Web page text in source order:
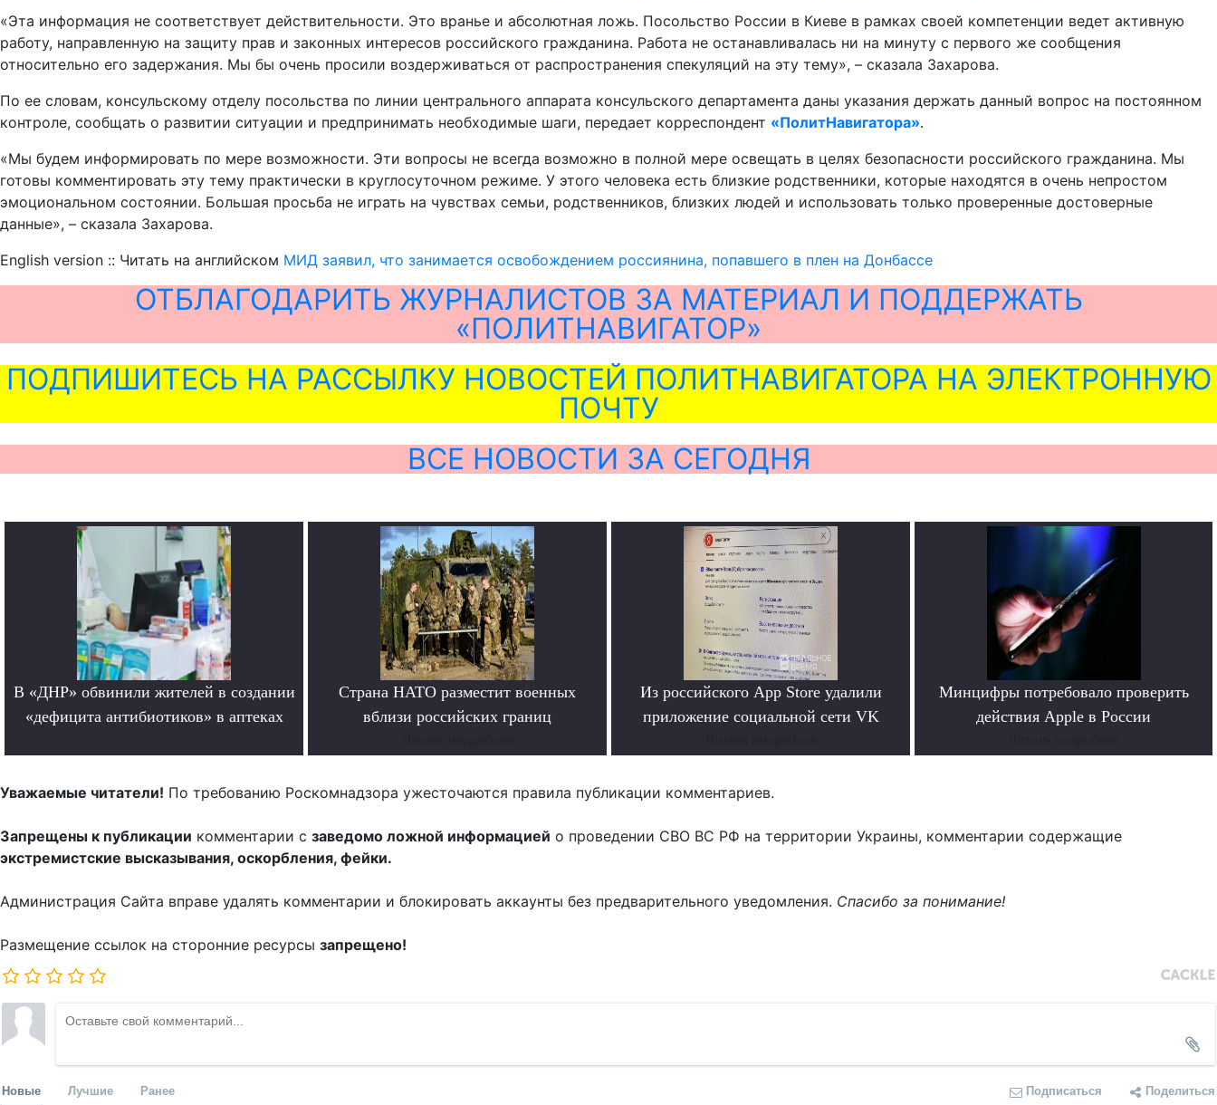
«Эта информация не соответствует действительности. Это вранье и абсолютная ложь. Посольство России в Киеве в рамках своей компетенции ведет активную
работу, направленную на защиту прав и законных интересов российского гражданина. Работа не останавливалась ни на минуту с первого же сообщения
относительно его задержания. Мы бы очень просили воздерживаться от распространения спекуляций на эту тему», – сказала Захарова.
По ее словам, консульскому отделу посольства по линии центрального аппарата консульского департамента даны указания держать данный вопрос на постоянном
контроле, сообщать о развитии ситуации и предпринимать необходимые шаги, передает корреспондент «ПолитНавигатора».
«Мы будем информировать по мере возможности. Эти вопросы не всегда возможно в полной мере освещать в целях безопасности российского гражданина. Мы
готовы комментировать эту тему практически в круглосуточном режиме. У этого человека есть близкие родственники, которые находятся в очень непростом
эмоциональном состоянии. Большая просьба не играть на чувствах семьи, родственников, близких людей и использовать только проверенные достоверные
данные», – сказала Захарова.
English version :: Читать на английском МИД заявил, что занимается освобождением россиянина, попавшего в плен на Донбассе
ОТБЛАГОДАРИТЬ ЖУРНАЛИСТОВ ЗА МАТЕРИАЛ И ПОДДЕРЖАТЬ
«ПОЛИТНАВИГАТОР»
ПОДПИШИТЕСЬ НА РАССЫЛКУ НОВОСТЕЙ ПОЛИТНАВИГАТОРА НА ЭЛЕКТРОННУЮ
ПОЧТУ
ВСЕ НОВОСТИ ЗА СЕГОДНЯ
В «ДНР» обвинили жителей в создании
«дефицита антибиотиков» в аптеках
Страна НАТО разместит военных
вблизи российских границ
Из российского App Store удалили
приложение социальной сети VK
Минцифры потребовало проверить
действия Apple в России
Уважаемые читатели! По требованию Роскомнадзора ужесточаются правила публикации комментариев.
Запрещены к публикации комментарии с заведомо ложной информацией о проведении СВО ВС РФ на территории Украины, комментарии содержащие
экстремистские высказывания, оскорбления, фейки.
Администрация Сайта вправе удалять комментарии и блокировать аккаунты без предварительного уведомления. Спасибо за понимание!
Размещение ссылок на сторонние ресурсы запрещено!
Новые Лучшие Ранее Подписаться Поделиться